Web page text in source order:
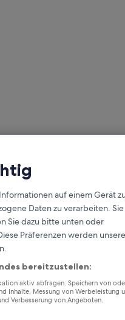
auf einem Gerät
Daten zu verarbeiten. Sie
Sie dazu bitte unten oder
Präferenzen werden
bereitzustellen:
aktiv abfragen. Speichern von
Inhalte, Messung von Werbeleistung
Verbesserung von Angeboten.